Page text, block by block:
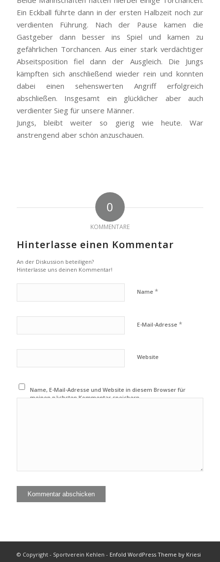
Ein Eckball führte dann in der ersten Halbzeit noch zur
verdienten Führung. Nach der Pause kamen die
Gastgeber dann besser ins Spiel und kamen zu
gefährlichen Torchancen. Aus einer stark verdächtiger
Abseitsposition fiel dann der Ausgleich. Die Jungs
kämpften sich anschließend wieder rein und konnten
dabei einen sehenswerten Angriff erfolgreich
abschließen. Insgesamt ein glücklicher aber auch
verdienter Sieg für unsere Männer.
Jungs, bleibt weiter so gierig wie heute. War
anstrengend aber schön anzuschauen.
0
KOMMENTARE
Hinterlasse einen Kommentar
An der Diskussion beteiligen?
Hinterlasse uns deinen Kommentar!
Name *
E-Mail-Adresse *
Website
Name, E-Mail-Adresse und Website in diesem Browser für
meinen nächsten Kommentar speichern.
© Copyright - Sportverein Kehlen - Enfold WordPress Theme by Kriesi